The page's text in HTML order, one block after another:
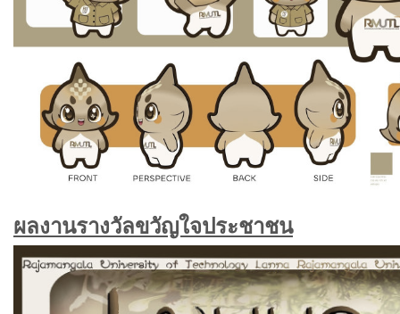
ผลงานรางวัลขวัญใจประชาชน